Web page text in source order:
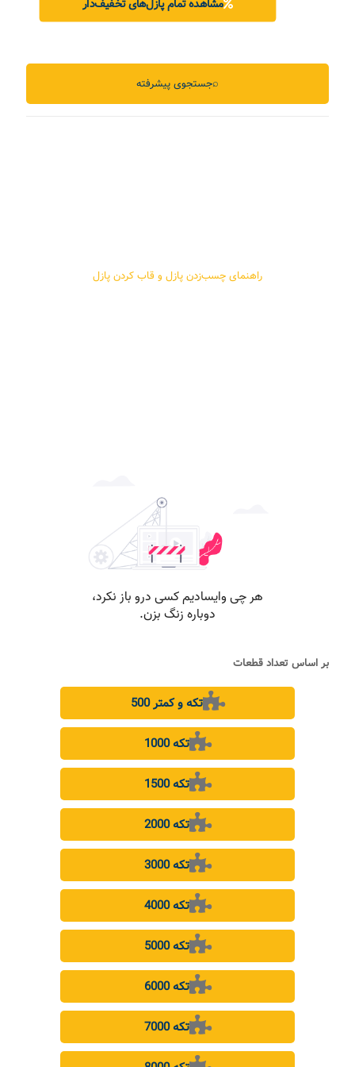
مشاهده تمام پازل‌های تخفیف‌دار
جستجوی پیشرفته⌕
راهنمای چسب‌زدن پازل و قاب کردن پازل
بر اساس تعداد قطعات
500 تکه و کمتر
1000 تکه
1500 تکه
2000 تکه
3000 تکه
4000 تکه
5000 تکه
6000 تکه
7000 تکه